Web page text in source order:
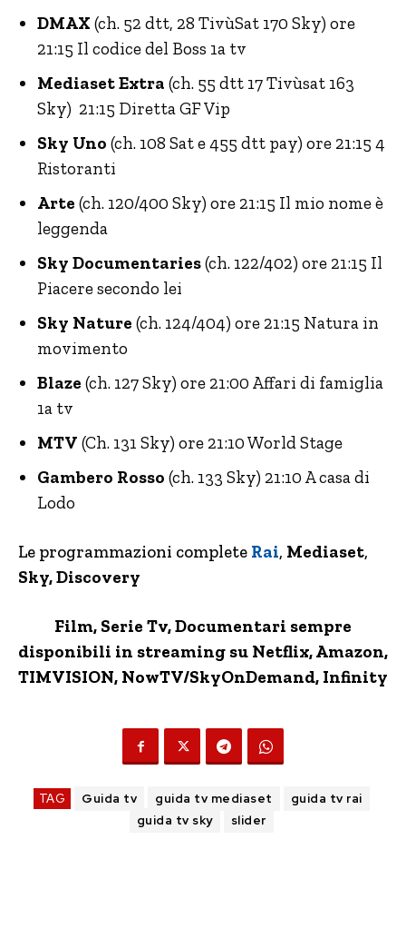
DMAX (ch. 52 dtt, 28 TivùSat 170 Sky) ore
21:15 Il codice del Boss 1a tv
Mediaset Extra (ch. 55 dtt 17 Tivùsat 163
Sky) 21:15 Diretta GF Vip
Sky Uno (ch. 108 Sat e 455 dtt pay) ore 21:15 4
Ristoranti
Arte (ch. 120/400 Sky) ore 21:15 Il mio nome è
leggenda
Sky Documentaries(ch. 122/402) ore 21:15 Il
Piacere secondo lei
Sky Nature (ch. 124/404) ore 21:15 Natura in
movimento
Blaze (ch. 127 Sky) ore 21:00 Affari di famiglia
1a tv
MTV (Ch. 131 Sky) ore 21:10 World Stage
Gambero Rosso (ch. 133 Sky) 21:10 A casa di
Lodo
Le programmazioni complete Rai, Mediaset,
Sky, Discovery
Film, Serie Tv, Documentari sempre
disponibili in streaming su Netflix,Amazon,
TIMVISION, NowTV/SkyOnDemand, Infinity
TAG Guida tv guida tv mediaset
guida tv rai
guida tv sky
slider